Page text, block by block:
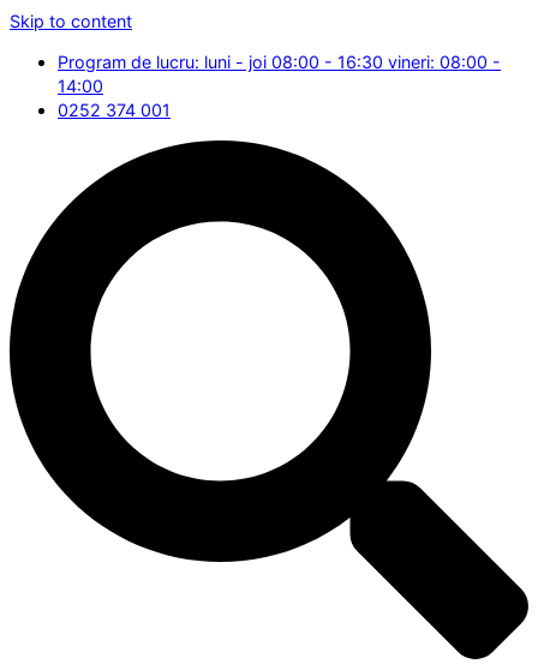
Skip to content
Program de lucru: luni - joi 08:00 - 16:30 vineri: 08:00 -
14:00
0252 374 001